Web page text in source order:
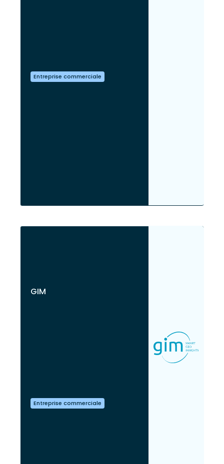
Entreprise commerciale
GIM
Entreprise commerciale